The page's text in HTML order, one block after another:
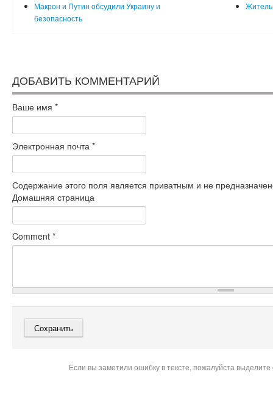
Макрон и Путин обсудили Украину и
безопасность
Житель
ДОБАВИТЬ КОММЕНТАРИЙ
Ваше имя *
Электронная почта *
Содержание этого поля является приватным и не
Домашняя страница
Comment *
Если вы заметили ошибку в тексте, пожалуйста